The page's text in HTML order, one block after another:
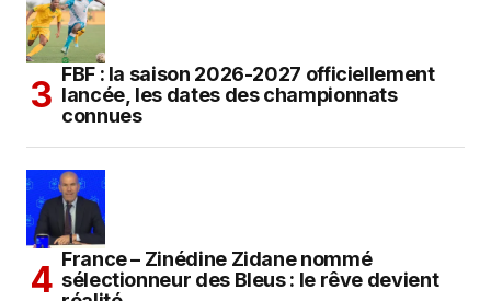
FBF : la saison 2026-2027 officiellement
lancée, les dates des championnats
connues
France – Zinédine Zidane nommé
sélectionneur des Bleus : le rêve devient